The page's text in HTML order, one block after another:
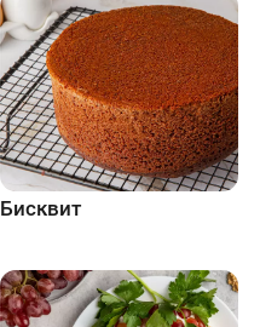
Бисквит